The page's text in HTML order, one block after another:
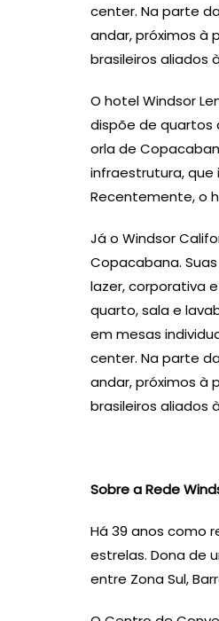
center. Na parte
andar, próximos à
brasileiros aliados
O hotel Windsor
dispõe de quartos
orla de
infraestrutura, que
Recentemente, o
Já o Windsor
Copacabana.
lazer, corporativa
quarto, sala e
em mesas
center. Na parte
andar, próximos à
brasileiros aliados
Sobre a Rede
Há 39 anos como
estrelas. Dona de
entre Zona Sul,